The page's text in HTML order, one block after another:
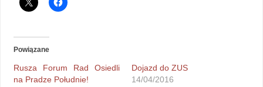
Powiązane
Rusza Forum Rad Osiedli
na Pradze Południe!
Dojazd do ZUS
14/04/2016